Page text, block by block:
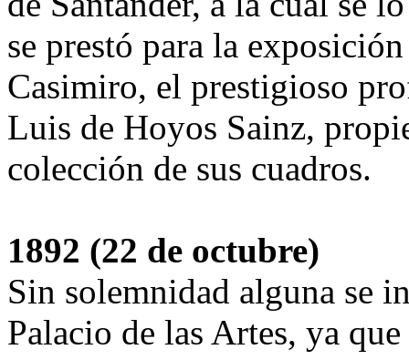
se prestó para la
Casimiro, el prestigioso
Luis de Hoyos Sainz,
colección de sus cuadros.
1892 (22 de octubre)
Sin solemnidad alguna se
Palacio de las Artes, ya